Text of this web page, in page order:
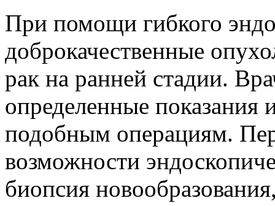
При помощи гибкого
доброкачественные
рак на ранней стадии.
определенные показания
подобным операциям.
возможности
биопсия